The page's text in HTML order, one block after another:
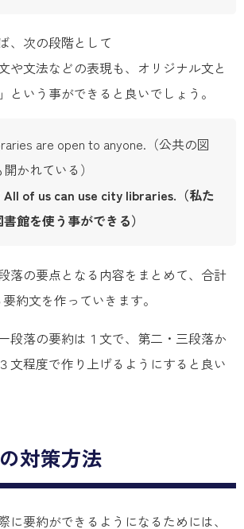
、次の段階として
や文法などの表現も、オリジナル文と
という事ができると良いでしょう。
are open to anyone.（公共の図
かれている）
of us can use city libraries.（私た
館を使う事ができる）
落の要点となる内容をまとめて、合計
約文を作っていきます。
段落の要約は１文で、第二・三段落か
文程度で作り上げるようにすると良い
対策方法
に要約ができるようになるためには、